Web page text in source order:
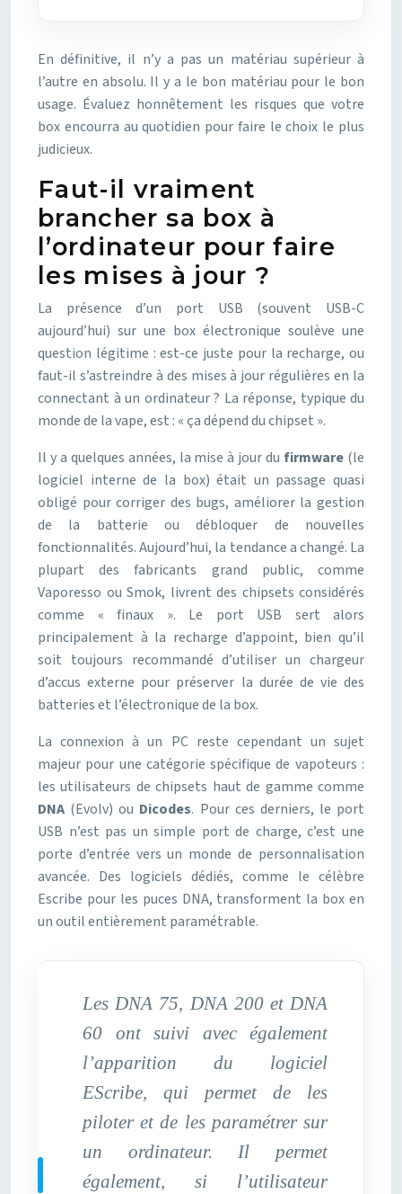
En définitive, il n’y a pas un matériau supérieur à
l’autre en absolu. Il y a le bon matériau pour le bon
usage. Évaluez honnêtement les risques que votre
box encourra au quotidien pour faire le choix le plus
judicieux.
Faut-il vraiment
brancher sa box à
l’ordinateur pour faire
les mises à jour ?
La présence d’un port USB (souvent USB-C
aujourd’hui) sur une box électronique soulève une
question légitime : est-ce juste pour la recharge, ou
faut-il s’astreindre à des mises à jour régulières en la
connectant à un ordinateur ? La réponse, typique du
monde de la vape, est : « ça dépend du chipset ».
Il y a quelques années, la mise à jour dufirmware (le
logiciel interne de la box) était un passage quasi
obligé pour corriger des bugs, améliorer la gestion
de la batterie ou débloquer de nouvelles
fonctionnalités. Aujourd’hui, la tendance a changé. La
plupart des fabricants grand public, comme
Vaporesso ou Smok, livrent des chipsets considérés
comme « finaux ». Le port USB sert alors
principalement à la recharge d’appoint, bien qu’il
soit toujours recommandé d’utiliser un chargeur
d’accus externe pour préserver la durée de vie des
batteries et l’électronique de la box.
La connexion à un PC reste cependant un sujet
majeur pour une catégorie spécifique de vapoteurs :
les utilisateurs de chipsets haut de gamme comme
DNA (Evolv) ou Dicodes. Pour ces derniers, le port
USB n’est pas un simple port de charge, c’est une
porte d’entrée vers un monde de personnalisation
avancée. Des logiciels dédiés, comme le célèbre
Escribe pour les puces DNA, transforment la box en
un outil entièrement paramétrable.
Les DNA 75, DNA 200 et DNA
60 ont suivi avec également
l’apparition du logiciel
EScribe, qui permet de les
piloter et de les paramétrer sur
un ordinateur. Il permet
également, si l’utilisateur